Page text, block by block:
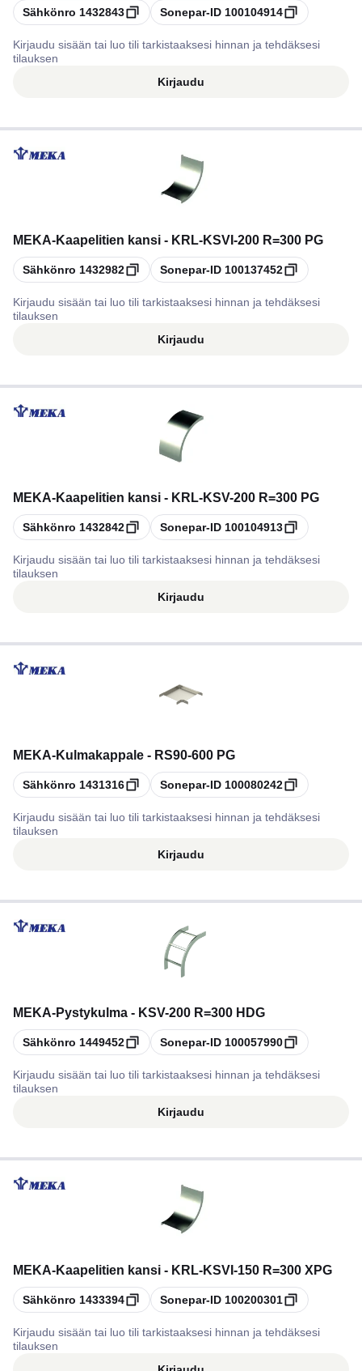
Kopioi
Sähkönro 1432843 Kopioi
Sonepar-ID 100104914
Kirjaudu sisään tai luo tili tarkistaaksesi hinnan ja tehdäksesi
tilauksen
Kirjaudu
MEKA-Kaapelitien kansi - KRL-KSVI-200 R=300 PG
Kopioi
Sähkönro 1432982 Kopioi
Sonepar-ID 100137452
Kirjaudu sisään tai luo tili tarkistaaksesi hinnan ja tehdäksesi
tilauksen
Kirjaudu
MEKA-Kaapelitien kansi - KRL-KSV-200 R=300 PG
Kopioi
Sähkönro 1432842 Kopioi
Sonepar-ID 100104913
Kirjaudu sisään tai luo tili tarkistaaksesi hinnan ja tehdäksesi
tilauksen
Kirjaudu
MEKA-Kulmakappale - RS90-600 PG
Kopioi
Sähkönro 1431316 Kopioi
Sonepar-ID 100080242
Kirjaudu sisään tai luo tili tarkistaaksesi hinnan ja tehdäksesi
tilauksen
Kirjaudu
MEKA-Pystykulma - KSV-200 R=300 HDG
Kopioi
Sähkönro 1449452 Kopioi
Sonepar-ID 100057990
Kirjaudu sisään tai luo tili tarkistaaksesi hinnan ja tehdäksesi
tilauksen
Kirjaudu
MEKA-Kaapelitien kansi - KRL-KSVI-150 R=300 XPG
Kopioi
Sähkönro 1433394 Kopioi
Sonepar-ID 100200301
Kirjaudu sisään tai luo tili tarkistaaksesi hinnan ja tehdäksesi
tilauksen